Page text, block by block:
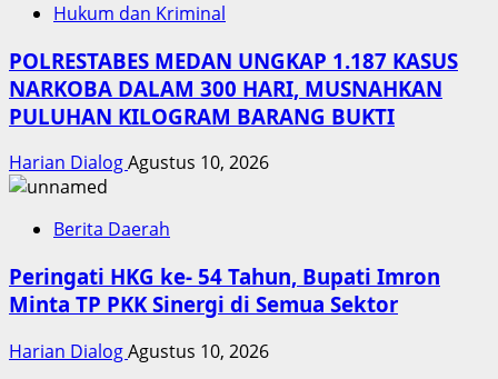
Hukum dan Kriminal
POLRESTABES MEDAN UNGKAP 1.187 KASUS
NARKOBA DALAM 300 HARI, MUSNAHKAN
PULUHAN KILOGRAM BARANG BUKTI
Harian DialogAgustus 10, 2026
Berita Daerah
Peringati HKG ke- 54 Tahun, Bupati Imron
Minta TP PKK Sinergi di Semua Sektor
Harian DialogAgustus 10, 2026